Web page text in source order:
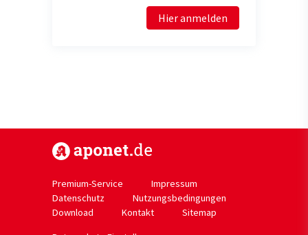
Hier anmelden
Premium-Service
Impressum
Datenschutz
Nutzungsbedingungen
Download
Kontakt
Sitemap